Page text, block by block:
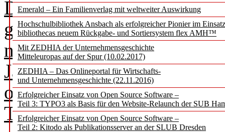
Emerald – Ein Familienverlag mit weltweiter Auswirkung
Hochschulbibliothek Ansbach als erfolgreicher Pionier im
bibliothecas neuem Rückgabe- und Sortiersystem flex AMH™
Mit ZEDHIA der Unternehmensgeschichte
Mitteleuropas auf der Spur (10.02.2017)
ZEDHIA – Das Onlineportal für Wirtschafts-
und Unternehmensgeschichte (22.11.2016)
Erfolgreicher Einsatz von Open Source Software –
Teil 3: TYPO3 als Basis für den Website-Relaunch der SUB
Erfolgreicher Einsatz von Open Source Software –
Teil 2: Kitodo als Publikationsserver an der SLUB Dresden
Die Themen des ersten
geprägt vom
nach dem Krieg. Der Spirit
Jahre, der Wille,
offen geführten
Tagungen der ASpB zu